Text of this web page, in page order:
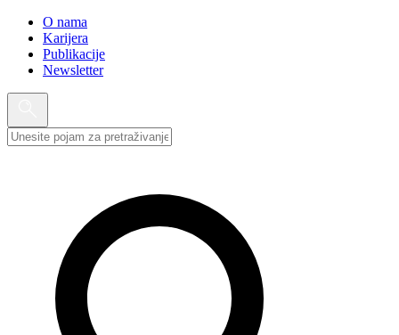
O nama
Karijera
Publikacije
Newsletter